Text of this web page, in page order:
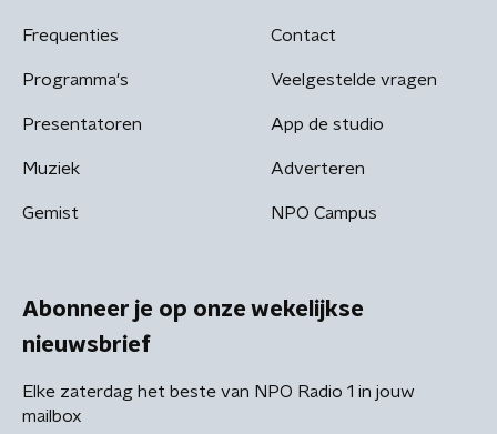
Frequenties
Programma's
Presentatoren
Muziek
Gemist
Contact
Veelgestelde vragen
App de studio
Adverteren
NPO Campus
Abonneer je op onze wekelijkse
nieuwsbrief
Elke zaterdag het beste van NPO Radio 1 in jouw
mailbox